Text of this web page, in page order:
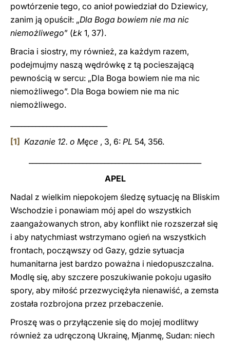
powtórzenie tego, co anioł powiedział do Dziewicy,
zanim ją opuścił: „Dla Boga bowiem nie ma nic
niemożliwego” (Łk 1, 37).
Bracia i siostry, my również, za każdym razem,
podejmujmy naszą wędrówkę z tą pocieszającą
pewnością w sercu: „Dla Boga bowiem nie ma nic
niemożliwego”. Dla Boga bowiem nie ma nic
niemożliwego.
[1] Kazanie 12. o Męce , 3, 6: PL 54, 356.
APEL
Nadal z wielkim niepokojem śledzę sytuację na Bliskim
Wschodzie i ponawiam mój apel do wszystkich
zaangażowanych stron, aby konflikt nie rozszerzał się
i aby natychmiast wstrzymano ogień na wszystkich
frontach, począwszy od Gazy, gdzie sytuacja
humanitarna jest bardzo poważna i niedopuszczalna.
Modlę się, aby szczere poszukiwanie pokoju ugasiło
spory, aby miłość przezwyciężyła nienawiść, a zemsta
została rozbrojona przez przebaczenie.
Proszę was o przyłączenie się do mojej modlitwy
również za udręczoną Ukrainę, Mjanmę, Sudan: niech